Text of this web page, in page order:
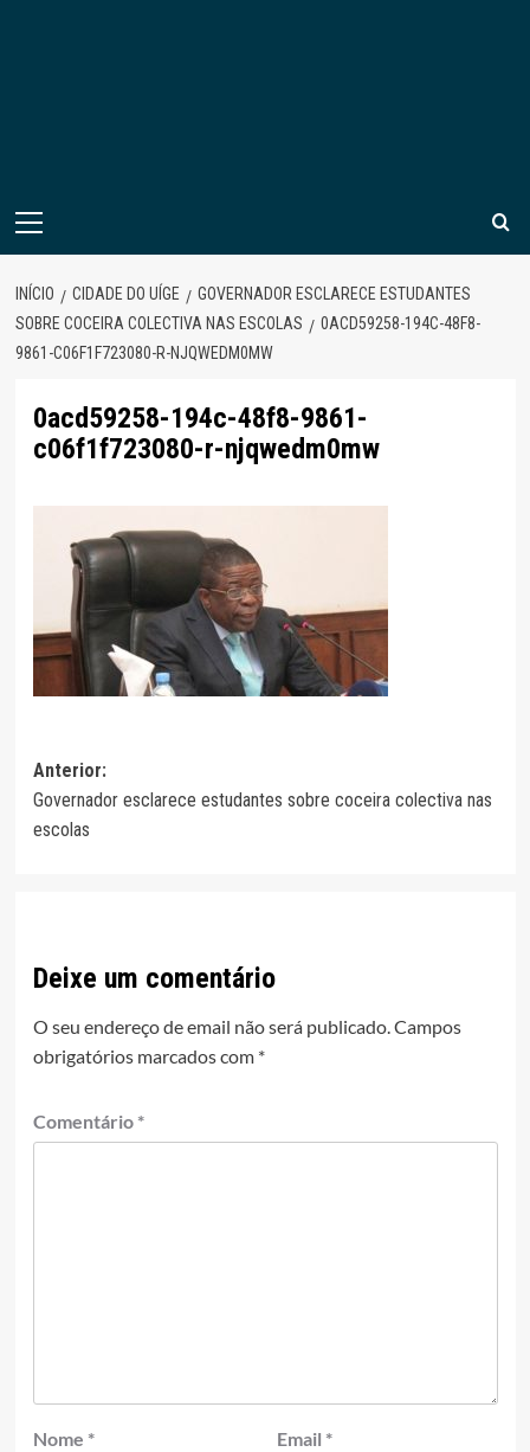
Menu
INÍCIO CIDADE DO UÍGE
GOVERNADOR ESCLARECE ESTUDANTES
SOBRE COCEIRA COLECTIVA NAS ESCOLAS
0ACD59258-194C-48F8-
9861-C06F1F723080-R-NJQWEDM0MW
0acd59258-194c-48f8-9861-
c06f1f723080-r-njqwedm0mw
Navegação
de
Anterior:
Governador esclarece estudantes sobre coceira colectiva nas
escolas
Deixe um comentário
O seu endereço de email não será publicado.Campos
obrigatórios marcados com *
Comentário *
Nome * Email *